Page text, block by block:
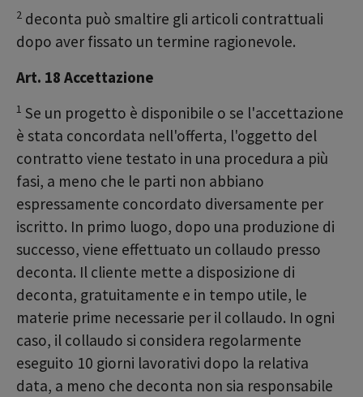
2 deconta può smaltire gli articoli contrattuali
dopo aver fissato un termine ragionevole.
Art. 18 Accettazione
1 Se un progetto è disponibile o se l'accettazione
è stata concordata nell'offerta, l'oggetto del
contratto viene testato in una procedura a più
fasi, a meno che le parti non abbiano
espressamente concordato diversamente per
iscritto. In primo luogo, dopo una produzione di
successo, viene effettuato un collaudo presso
deconta. Il cliente mette a disposizione di
deconta, gratuitamente e in tempo utile, le
materie prime necessarie per il collaudo. In ogni
caso, il collaudo si considera regolarmente
eseguito 10 giorni lavorativi dopo la relativa
data, a meno che deconta non sia responsabile